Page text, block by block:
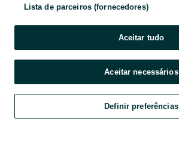
Explorar Favoritos Vender
Lista de parceiros (fornecedores)
Aceitar tudo
Aceitar necessários
Definir preferências